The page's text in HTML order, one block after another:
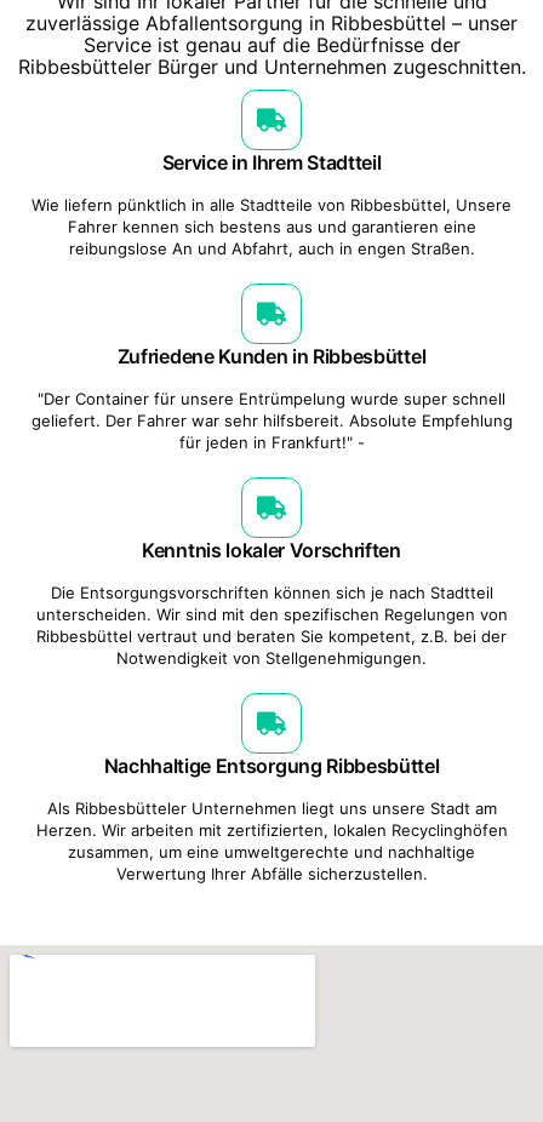
zuverlässige Abfallentsorgung in Ribbesbüttel – unser
Service ist genau auf die Bedürfnisse der
Ribbesbütteler Bürger und Unternehmen zugeschnitten.
Service in Ihrem Stadtteil
Wie liefern pünktlich in alle Stadtteile von Ribbesbüttel, Unsere
Fahrer kennen sich bestens aus und garantieren eine
reibungslose An und Abfahrt, auch in engen Straßen.
Zufriedene Kunden in Ribbesbüttel
"Der Container für unsere Entrümpelung wurde super schnell
geliefert. Der Fahrer war sehr hilfsbereit. Absolute Empfehlung
für jeden in Frankfurt!" -
Kenntnis lokaler Vorschriften
Die Entsorgungsvorschriften können sich je nach Stadtteil
unterscheiden. Wir sind mit den spezifischen Regelungen von
Ribbesbüttel vertraut und beraten Sie kompetent, z.B. bei der
Notwendigkeit von Stellgenehmigungen.
Nachhaltige Entsorgung Ribbesbüttel
Als Ribbesbütteler Unternehmen liegt uns unsere Stadt am
Herzen. Wir arbeiten mit zertifizierten, lokalen Recyclinghöfen
zusammen, um eine umweltgerechte und nachhaltige
Verwertung Ihrer Abfälle sicherzustellen.